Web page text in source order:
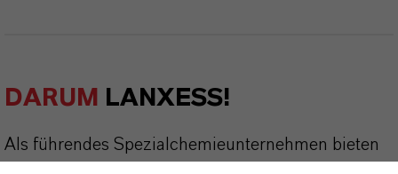
DARUM LANXESS!
Als führendes Spezialchemieunternehmen bieten